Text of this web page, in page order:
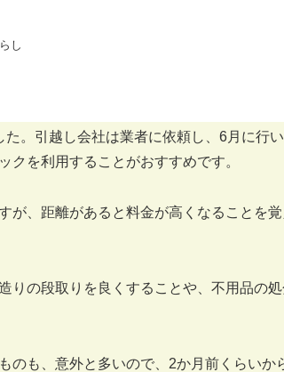
し
。引越し会社は業者に依頼し、6月に行
クを利用することがおすすめです。
が、距離があると料金が高くなることを
りの段取りを良くすることや、不用品の
のも、意外と多いので、2か月前くらいか